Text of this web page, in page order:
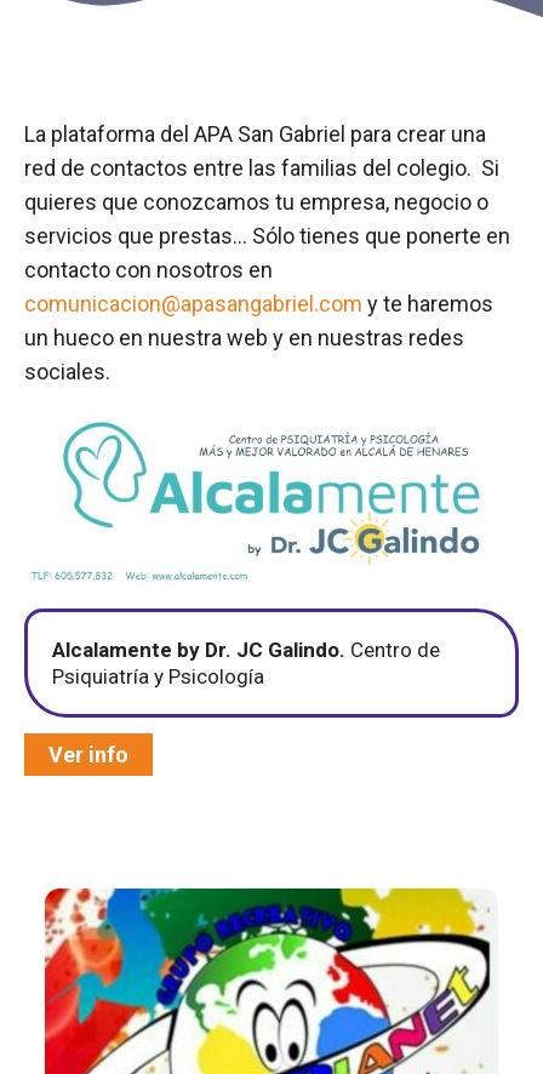
La plataforma del APA San Gabriel para crear una
red de contactos entre las familias del colegio. Si
quieres que conozcamos tu empresa, negocio o
servicios que prestas… Sólo tienes que ponerte en
contacto con nosotros en
comunicacion@apasangabriel.com y te haremos
un hueco en nuestra web y en nuestras redes
sociales.
Alcalamente by Dr. JC Galindo. Centro de
Psiquiatría y Psicología
Ver info